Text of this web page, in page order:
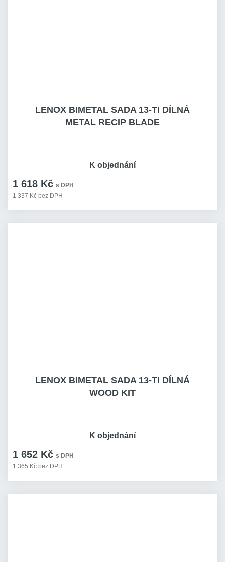
LENOX BIMETAL SADA 13-TI DÍLNÁ
METAL RECIP BLADE
1 618 Kč s DPH
1 337 Kč bez DPH
K objednání
LENOX BIMETAL SADA 13-TI DÍLNÁ
WOOD KIT
1 652 Kč s DPH
1 365 Kč bez DPH
K objednání